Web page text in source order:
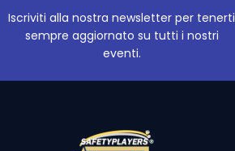
Iscriviti alla nostra newsletter per tenerti
sempre aggiornato su tutti i nostri
eventi.